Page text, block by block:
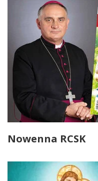
Nowenna RCSK